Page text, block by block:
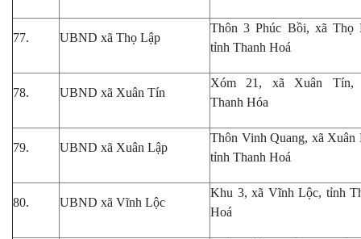
77. UBND xã Thọ Lập
Thôn 3 Phúc Bồi, xã Thọ
tỉnh Thanh Hoá
78. UBND xã Xuân Tín
Xóm 21, xã Xuân Tín,
Thanh Hóa
79. UBND xã Xuân Lập
Thôn Vinh Quang, xã Xuân
tỉnh Thanh Hoá
80. UBND xã Vĩnh Lộc
Khu 3, xã Vĩnh Lộc, tỉnh
Hoá